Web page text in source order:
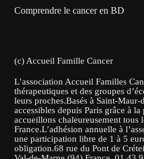
Comprendre le cancer en BD
(c) Accueil Famille Cancer
L’association Accueil Familles
thérapeutiques et des groupes
leurs proches.Basés à Saint-
accessibles depuis Paris grâce à
accueillons chaleureusement tous
France.L’adhésion annuelle à
une participation libre de 1 à 5
obligation.68 rue du Pont de